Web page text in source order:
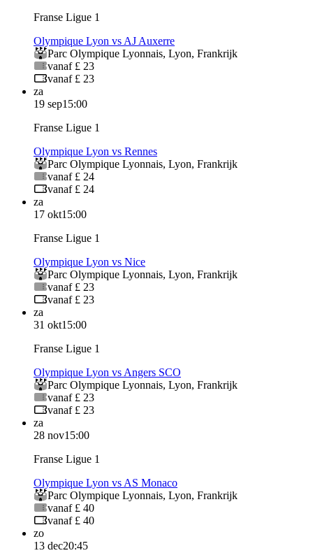
Franse Ligue 1
Olympique Lyon vs AJ Auxerre
Parc Olympique Lyonnais, Lyon, Frankrijk
vanaf £ 23
vanaf £ 23
za
19 sep15:00
Franse Ligue 1
Olympique Lyon vs Rennes
Parc Olympique Lyonnais, Lyon, Frankrijk
vanaf £ 24
vanaf £ 24
za
17 okt15:00
Franse Ligue 1
Olympique Lyon vs Nice
Parc Olympique Lyonnais, Lyon, Frankrijk
vanaf £ 23
vanaf £ 23
za
31 okt15:00
Franse Ligue 1
Olympique Lyon vs Angers SCO
Parc Olympique Lyonnais, Lyon, Frankrijk
vanaf £ 23
vanaf £ 23
za
28 nov15:00
Franse Ligue 1
Olympique Lyon vs AS Monaco
Parc Olympique Lyonnais, Lyon, Frankrijk
vanaf £ 40
vanaf £ 40
zo
13 dec20:45